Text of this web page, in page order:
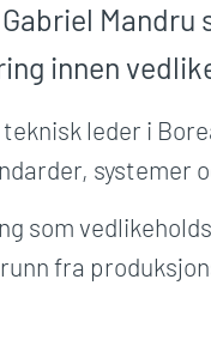
innen
leder i
systemer
som
fra